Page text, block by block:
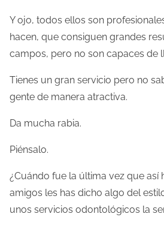
Y ojo, todos ellos son
hacen, que consiguen grandes
campos, pero no son capaces de
Tienes un gran servicio pero no
gente de manera atractiva.
Da mucha rabia.
Piénsalo.
¿Cuándo fue la última vez que así
amigos les has dicho algo del
unos servicios odontológicos la